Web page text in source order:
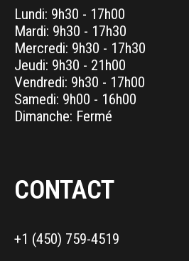
Lundi: 9h30 - 17h00
Mardi: 9h30 - 17h30
Mercredi: 9h30 - 17h30
Jeudi: 9h30 - 21h00
Vendredi: 9h30 - 17h00
Samedi: 9h00 - 16h00
Dimanche: Fermé
CONTACT
+1 (450) 759-4519